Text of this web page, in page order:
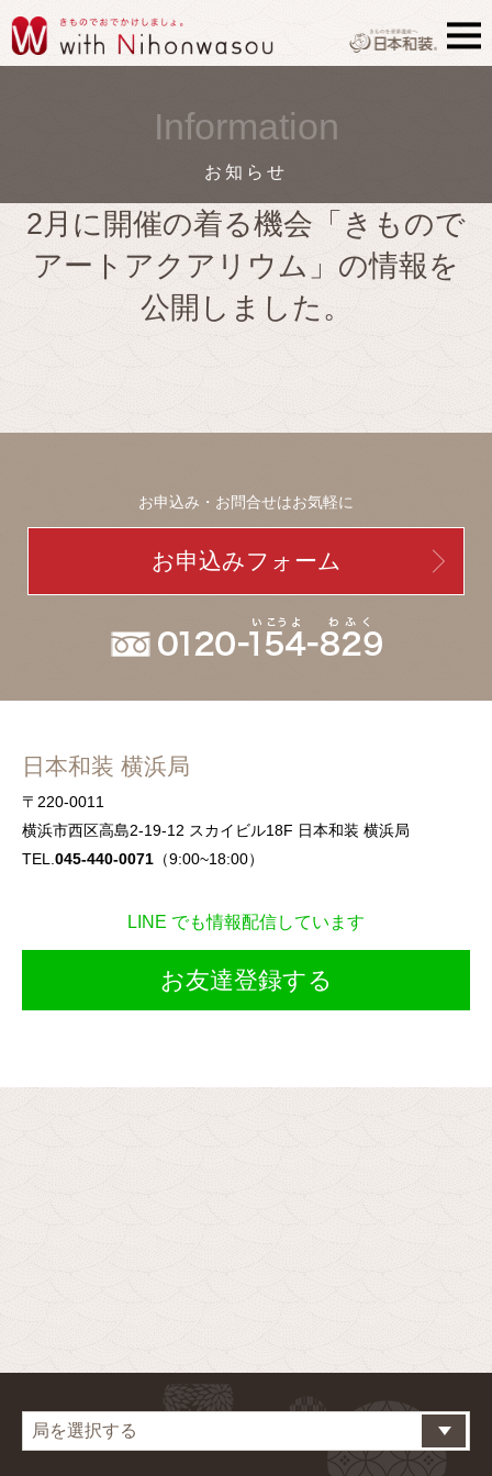
Information
お知らせ
2月に開催の着る機会「きもので
アートアクアリウム」の情報を
公開しました。
お申込み・お問合せはお気軽に
お申込みフォーム
日本和装 横浜局
〒220-0011
横浜市西区高島2-19-12 スカイビル18F 日本和装 横浜局
TEL. 045-440-0071 （9:00~18:00）
LINE でも情報配信しています
お友達登録する